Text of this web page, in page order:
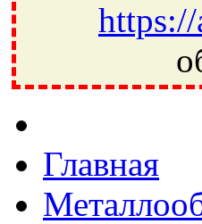
Ивантеевка, подшипники,
Главная